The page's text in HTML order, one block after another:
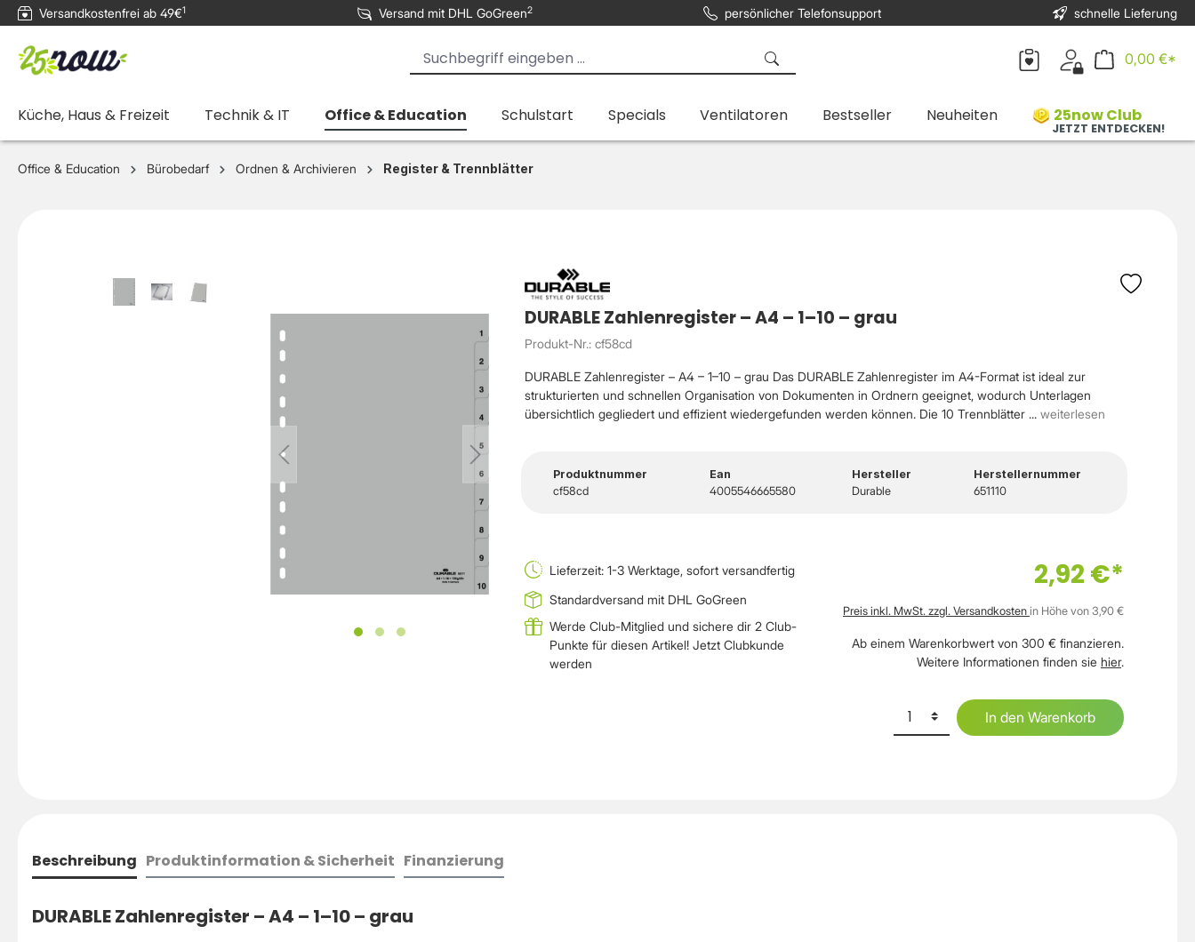
springen Zur Hauptnavigation springen
Versandkostenfrei ab 49€1 Versand mit DHL GoGreen2 persönlicher Telefonsupport schnelle Lieferung
0,00 €*
Küche, Haus & Freizeit Technik & IT Office & Education Schulstart Specials Ventilatoren Bestseller Neuheiten 25now Club
JETZT ENTDECKEN!
Office & Education Bürobedarf Ordnen & Archivieren Register & Trennblätter
DURABLE Zahlenregister – A4 – 1–10 – grau
Produkt-Nr.: cf58cd
DURABLE Zahlenregister – A4 – 1–10 – grau Das DURABLE Zahlenregister im A4-Format ist ideal zur
strukturierten und schnellen Organisation von Dokumenten in Ordnern geeignet, wodurch Unterlagen
übersichtlich gegliedert und effizient wiedergefunden werden können. Die 10 Trennblätter ... weiterlesen
Produktnummer
cf58cd
Ean
4005546665580
Hersteller
Durable
Herstellernummer
651110
Lieferzeit: 1-3 Werktage, sofort versandfertig
Standardversand mit DHL GoGreen
Werde Club-Mitglied und sichere dir 2 Club-
Punkte für diesen Artikel! Jetzt Clubkunde
werden
2,92 €*
Preis inkl. MwSt. zzgl. Versandkosten in Höhe von 3,90 €
Ab einem Warenkorbwert von 300 € finanzieren.
Weitere Informationen finden sie hier.
In den Warenkorb
Beschreibung Produktinformation & Sicherheit Finanzierung
DURABLE Zahlenregister – A4 – 1–10 – grau